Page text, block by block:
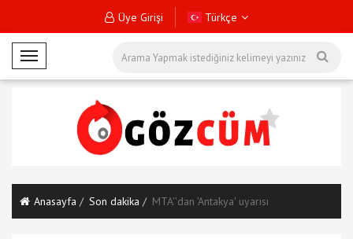
Üye Girişi Türkçe
M
o
üAnasayfa Son dakika MTA''dan 'Antakya' uyarısı